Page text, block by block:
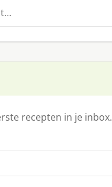
recepten in je inbox.